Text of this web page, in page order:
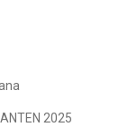
2025